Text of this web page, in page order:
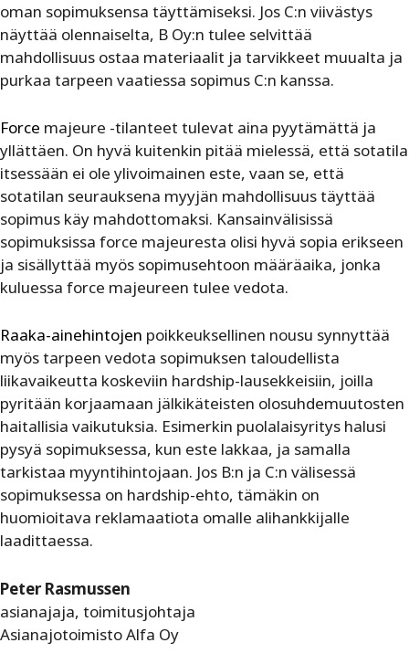
oman sopimuksensa täyttämiseksi. Jos C:n viivästys
näyttää olennaiselta, B Oy:n tulee selvittää
mahdollisuus ostaa materiaalit ja tarvikkeet muualta ja
purkaa tarpeen vaatiessa sopimus C:n kanssa.
Force majeure -tilanteet tulevat aina pyytämättä ja
yllättäen. On hyvä kuitenkin pitää mielessä, että sotatila
itsessään ei ole ylivoimainen este, vaan se, että
sotatilan seurauksena myyjän mahdollisuus täyttää
sopimus käy mahdottomaksi. Kansainvälisissä
sopimuksissa force majeuresta olisi hyvä sopia erikseen
ja sisällyttää myös sopimusehtoon määräaika, jonka
kuluessa force majeureen tulee vedota.
Raaka-ainehintojen poikkeuksellinen nousu synnyttää
myös tarpeen vedota sopimuksen taloudellista
liikavaikeutta koskeviin hardship-lausekkeisiin, joilla
pyritään korjaamaan jälkikäteisten olosuhdemuutosten
haitallisia vaikutuksia. Esimerkin puolalaisyritys halusi
pysyä sopimuksessa, kun este lakkaa, ja samalla
tarkistaa myyntihintojaan. Jos B:n ja C:n välisessä
sopimuksessa on hardship-ehto, tämäkin on
huomioitava reklamaatiota omalle alihankkijalle
laadittaessa.
Peter Rasmussen
asianajaja, toimitusjohtaja
Asianajotoimisto Alfa Oy